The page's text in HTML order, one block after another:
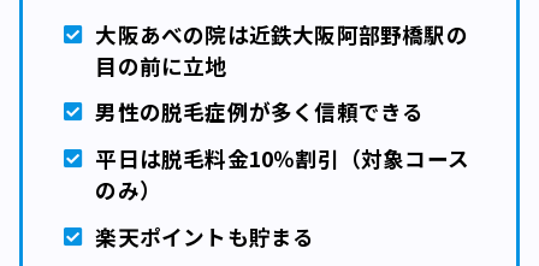
大阪あべの院は近鉄大阪阿部野橋駅の
目の前に立地
男性の脱毛症例が多く信頼できる
平日は脱毛料金10％割引 （対象コース
のみ）
楽天ポイントも貯まる